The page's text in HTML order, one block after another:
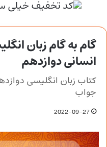
گام به گام زبان
انسانی دوازدهم
کتاب زبان انگلیسی
جواب
2022-09-27